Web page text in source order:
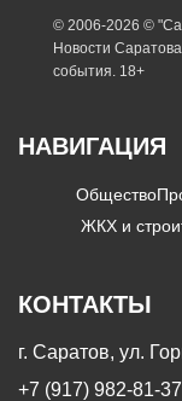
© 2006-2026 ©
Новости
события. 18+
НАВИГАЦИЯ
Общество
ЖКХ и
КОНТАКТЫ
г. Саратов, ул.
+7 (917) 982-81-37